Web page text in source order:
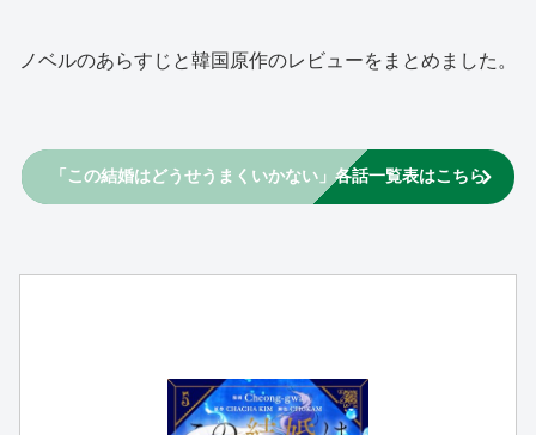
ノベルのあらすじと韓国原作のレビューをまとめました。
「この結婚はどうせうまくいかない」各話一覧表はこちら